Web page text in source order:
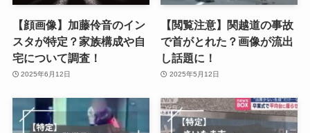
【顔画像】加藤伶音のイン
スタが特定？家族構成や自
宅について調査！
2025年6月12日
【閲覧注意】関越道の事故
で首がとれた？画像が流出
し話題に！
2025年5月12日